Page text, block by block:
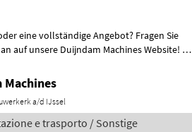
eine vollständige Angebot? Fragen Sie
auf unsere Duijndam Machines Website! Sie
Machines
a/d IJssel
e trasporto / Sonstige